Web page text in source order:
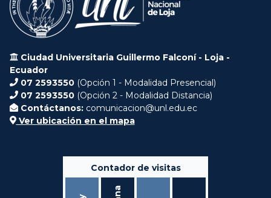
Ciudad Universitaria Guillermo Falconí - Loja -
Ecuador
07 2593550 (Opción 1 - Modalidad Presencial)
07 2593550 (Opción 2 - Modalidad Distancia)
Contáctanos: comunicacion@unl.edu.ec
Ver ubicación en el mapa
Contador de visitas